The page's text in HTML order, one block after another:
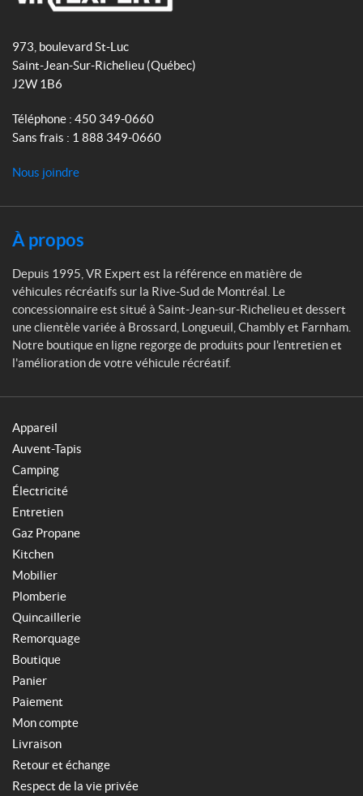
R
E
x
p
e
r
t
973, boulevard St-Luc
Saint-Jean-Sur-Richelieu (Québec)
J2W 1B6
Téléphone : 450 349-0660
Sans frais : 1 888 349-0660
Nous joindre
À propos
Depuis 1995, VR Expert est la référence en matière de
véhicules récréatifs sur la Rive-Sud de Montréal. Le
concessionnaire est situé à Saint-Jean-sur-Richelieu et dessert
une clientèle variée à Brossard, Longueuil, Chambly et Farnham.
Notre boutique en ligne regorge de produits pour l'entretien et
l'amélioration de votre véhicule récréatif.
Appareil
Auvent-Tapis
Camping
Électricité
Entretien
Gaz Propane
Kitchen
Mobilier
Plomberie
Quincaillerie
Remorquage
Boutique
Panier
Paiement
Mon compte
Livraison
Retour et échange
Respect de la vie privée